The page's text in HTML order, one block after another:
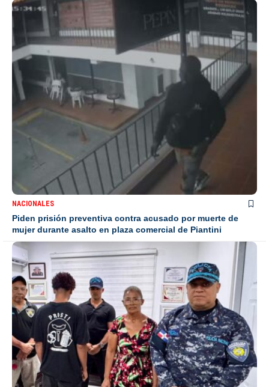
NACIONALES
Piden prisión preventiva contra acusado por muerte de
mujer durante asalto en plaza comercial de Piantini